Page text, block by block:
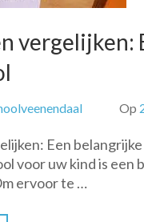
vergelijken:
Op
Een
voor uw kind is
ervoor te …